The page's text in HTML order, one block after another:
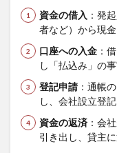
資金の借入 ：発
者など）から現金
口座への入金 ：
し「払込み」の事
登記申請：通帳
し、会社設立登記
資金の返済 ：会
引き出し、貸主に